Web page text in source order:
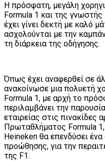
Η πρόσφατη, μεγάλη
Formula 1 και της γνωστής
έχει γίνει δεκτή με καλό
ασχολούνται με την
τη διάρκεια της οδήγησης.
Όπως έχει αναφερθεί σε
ανακοίνωσε μια πολυετή
Formula 1, με αρχή το
περιλαμβάνει την
εταιρείας στις
Πρωταθλήματος Formula
Heineken θα επενδύσει
προώθησης, για την
της F1.